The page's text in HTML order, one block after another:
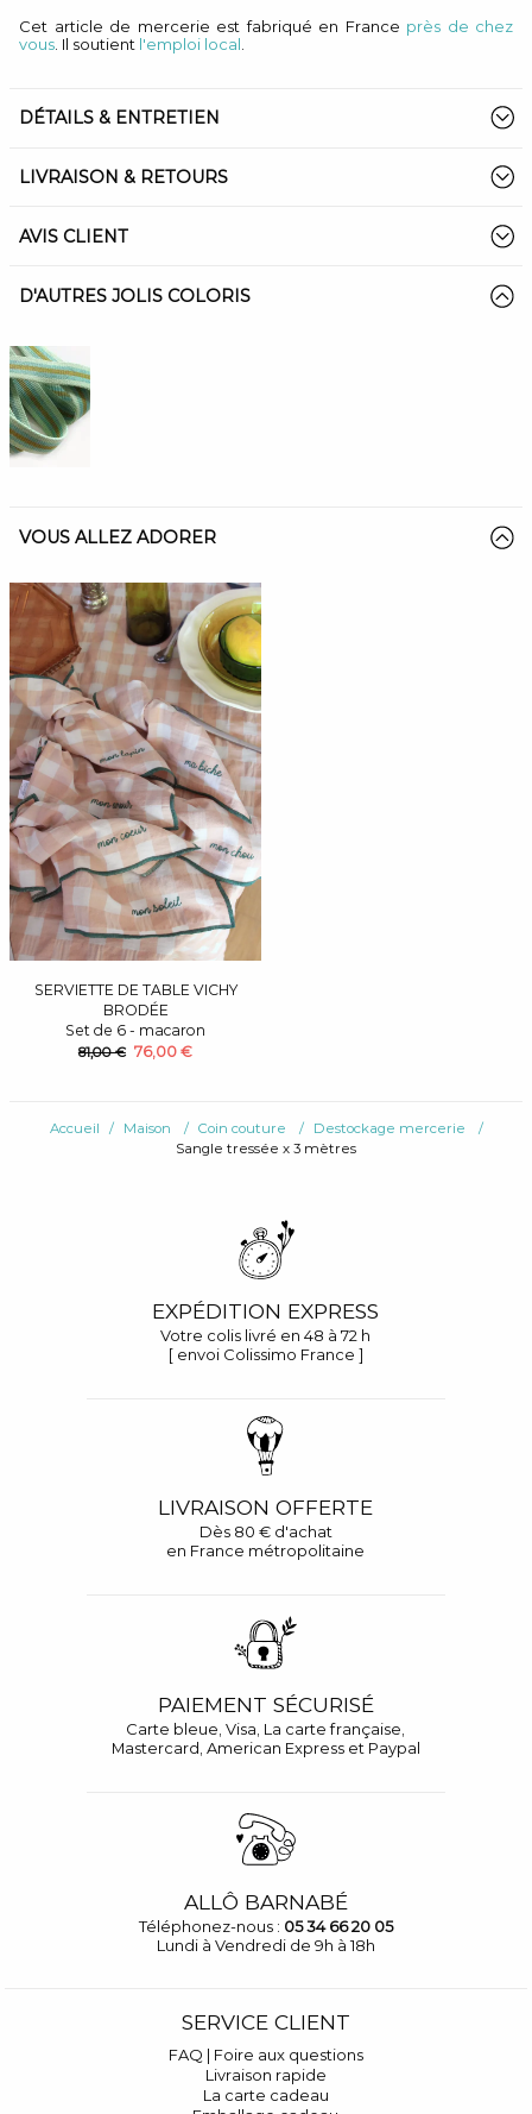
Cet article de mercerie est fabriqué en France près de chez
vous . Il soutient l'emploi local
DÉTAILS & ENTRETIEN
LIVRAISON & RETOURS
AVIS CLIENT
D'AUTRES JOLIS COLORIS
VOUS ALLEZ ADORER
SERVIETTE DE TABLE VICHY
BRODÉE
Set de 6 - macaron
81,00 € 76,00 €
Accueil Maison Coin couture
Destockage mercerie
Sangle tressée x 3 mètres
EXPÉDITION EXPRESS
Votre colis livré en 48 à 72 h
[ envoi Colissimo France ]
LIVRAISON OFFERTE
Dès 80 € d'achat
en France métropolitaine
PAIEMENT SÉCURISÉ
Carte bleue, Visa, La carte française,
Mastercard, American Express et Paypal
ALLÔ BARNABÉ
Téléphonez-nous : 05 34 66 20 05
Lundi à Vendredi de 9h à 18h
SERVICE CLIENT
FAQ | Foire aux questions
Livraison rapide
La carte cadeau